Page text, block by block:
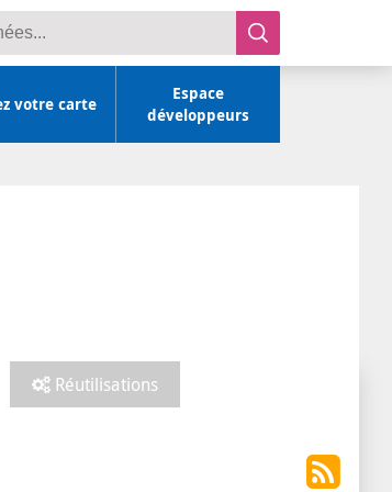
votre carte
Espace
développeurs
Réutilisations